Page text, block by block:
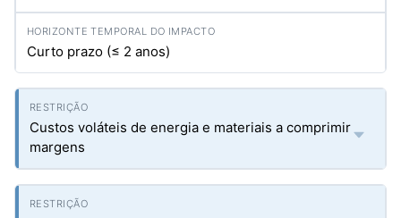
Curto prazo (≤ 2 anos)
Custos voláteis de energia e materiais a comprimir
margens